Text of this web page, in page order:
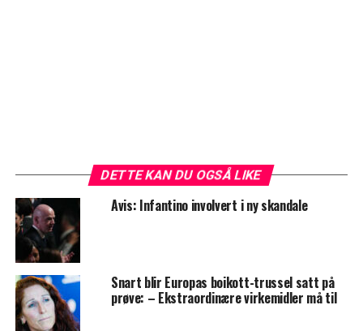
DETTE KAN DU OGSÅ LIKE
Avis: Infantino involvert i ny skandale
Snart blir Europas boikott-trussel satt på
prøve: – Ekstraordinære virkemidler må til